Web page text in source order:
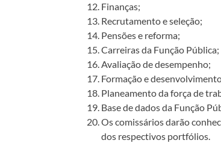
Finanças;
Recrutamento e seleção;
Pensões e reforma;
Carreiras da Função Pública;
Avaliação de desempenho;
Formação e
Planeamento da força de
Base de dados da Função
Os comissários darão
dos respectivos portfólios.